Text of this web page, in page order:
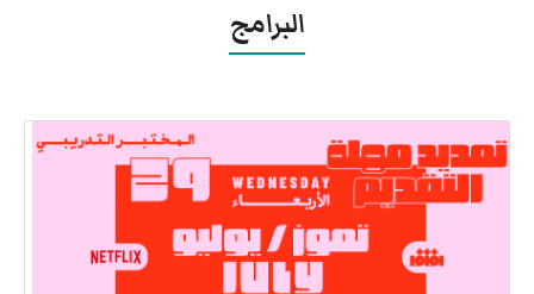
البرامج